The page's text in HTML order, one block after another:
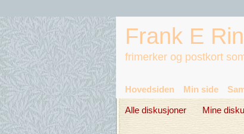
Frank E
frimerker og postkort
Hovedsiden Min side
Alle diskusjoner Mine